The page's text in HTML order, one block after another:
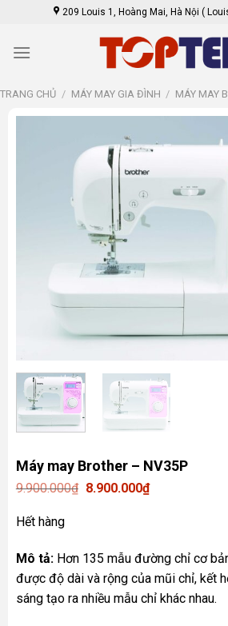
content
209 Louis 1, Hoàng Mai, Hà Nội (
TRANG CHỦ / MÁY MAY GIA ĐÌNH / MÁY MAY
Máy may Brother – NV35P
9.900.000₫ Giá
8.900.000₫Giá
hiện
Hết hàng
Mô tả:Hơn 135 mẫu đường chỉ cơ
được độ dài và rộng của mũi chỉ, kết
sáng tạo ra nhiều mẫu chỉ khác nhau.